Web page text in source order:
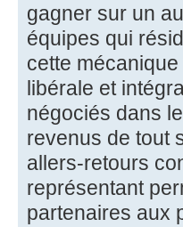
gagner sur un
équipes qui
cette
libérale et
négociés dans
revenus de tout
allers-retours
représentant
partenaires aux